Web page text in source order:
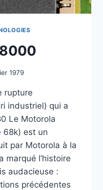
1979
rupture
industriel) qui a
Le Motorola
68k) est un
par Motorola à la
marqué l’histoire
audacieuse :
précédentes